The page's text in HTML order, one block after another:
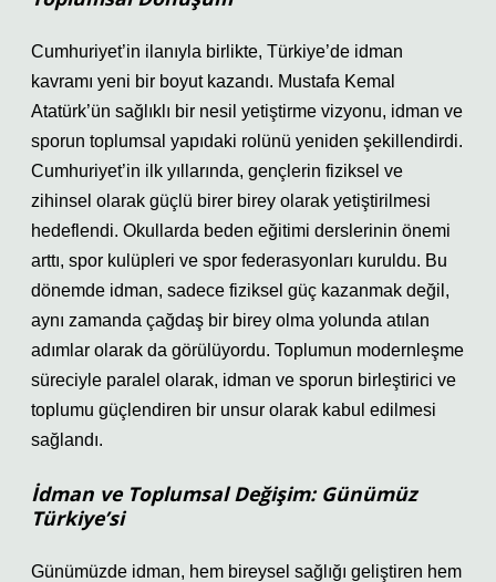
Cumhuriyet’in ilanıyla birlikte, Türkiye’de idman
kavramı yeni bir boyut kazandı. Mustafa Kemal
Atatürk’ün sağlıklı bir nesil yetiştirme vizyonu, idman ve
sporun toplumsal yapıdaki rolünü yeniden şekillendirdi.
Cumhuriyet’in ilk yıllarında, gençlerin fiziksel ve
zihinsel olarak güçlü birer birey olarak yetiştirilmesi
hedeflendi. Okullarda beden eğitimi derslerinin önemi
arttı, spor kulüpleri ve spor federasyonları kuruldu. Bu
dönemde idman, sadece fiziksel güç kazanmak değil,
aynı zamanda çağdaş bir birey olma yolunda atılan
adımlar olarak da görülüyordu. Toplumun modernleşme
süreciyle paralel olarak, idman ve sporun birleştirici ve
toplumu güçlendiren bir unsur olarak kabul edilmesi
sağlandı.
İdman ve Toplumsal Değişim: Günümüz
Türkiye’si
Günümüzde idman, hem bireysel sağlığı geliştiren hem